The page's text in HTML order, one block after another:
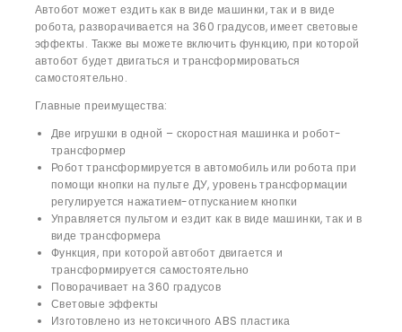
Автобот может ездить как в виде машинки, так и в виде
робота, разворачивается на 360 градусов, имеет световые
эффекты. Также вы можете включить функцию, при которой
автобот будет двигаться и трансформироваться
самостоятельно.
Главные преимущества:
Две игрушки в одной – скоростная машинка и робот-
трансформер
Робот трансформируется в автомобиль или робота при
помощи кнопки на пульте ДУ, уровень трансформации
регулируется нажатием-отпусканием кнопки
Управляется пультом и ездит как в виде машинки, так и в
виде трансформера
Функция, при которой автобот двигается и
трансформируется самостоятельно
Поворачивает на 360 градусов
Световые эффекты
Изготовлено из нетоксичного ABS пластика